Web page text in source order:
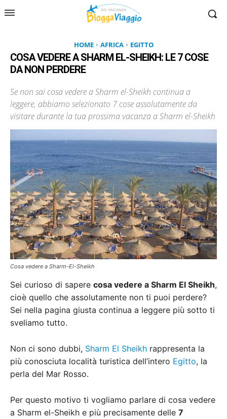
HOME AFRICA EGITTO
COSA VEDERE A SHARM EL-SHEIKH: LE 7 COSE
DA NON PERDERE
Se non sai cosa vedere a Sharm el-Sheikh continua a
leggere, abbiamo selezionato 7 cose assolutamente da
visitare durante la tua prossima vacanza a Sharm el-Sheikh
Cosa vedere a Sharm-El-Sheikh
Sei curioso di sapere cosa vedere a Sharm El Sheikh,
cioè quello che assolutamente non ti puoi perdere?
Sei nella pagina giusta continua a leggere più sotto ti
sveliamo tutto.
Non ci sono dubbi, Sharm El Sheikh rappresenta la
più conosciuta località turistica dell’intero Egitto, la
perla del Mar Rosso.
Per questo motivo ti vogliamo parlare di cosa vedere
a Sharm el-Sheikh e più precisamente delle 7